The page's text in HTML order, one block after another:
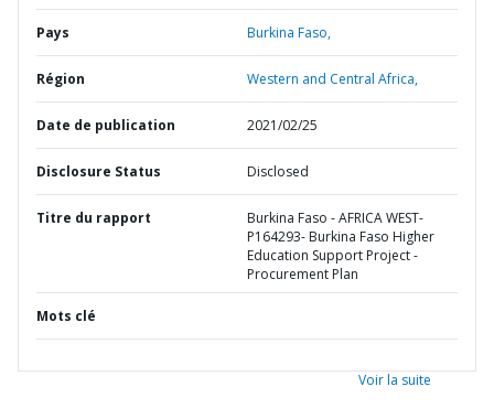
Pays Burkina Faso,
Région Western and Central Africa,
Date de publication 2021/02/25
Disclosure Status Disclosed
Titre du rapport
Burkina Faso - AFRICA WEST-
P164293- Burkina Faso Higher
Education Support Project -
Procurement Plan
Mots clé
Voir la suite